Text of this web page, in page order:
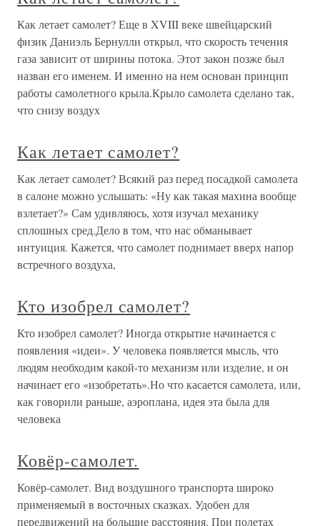
Как летает самолет? Еще в XVIII веке швейцарский
физик Даниэль Бернулли открыл, что скорость течения
газа зависит от ширины потока. Этот закон позже был
назван его именем. И именно на нем основан принцип
работы самолетного крыла.Крыло самолета сделано так,
что снизу воздух
Как летает самолет?
Как летает самолет? Всякий раз перед посадкой самолета
в салоне можно услышать: «Ну как такая махина вообще
взлетает?» Сам удивляюсь, хотя изучал механику
сплошных сред.Дело в том, что нас обманывает
интуиция. Кажется, что самолет поднимает вверх напор
встречного воздуха,
Кто изобрел самолет?
Кто изобрел самолет? Иногда открытие начинается с
появления «идеи». У человека появляется мысль, что
людям необходим какой-то механизм или изделие, и он
начинает его «изобретать».Но что касается самолета, или,
как говорили раньше, аэроплана, идея эта была для
человека
Ковёр-самолет.
Ковёр-самолет. Вид воздушного транспорта широко
применяемый в восточных сказках. Удобен для
передвижений на большие расстояния. При полетах